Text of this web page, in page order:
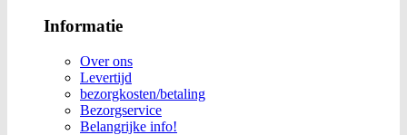
Informatie
Over ons
Levertijd
bezorgkosten/betaling
Bezorgservice
Belangrijke info!